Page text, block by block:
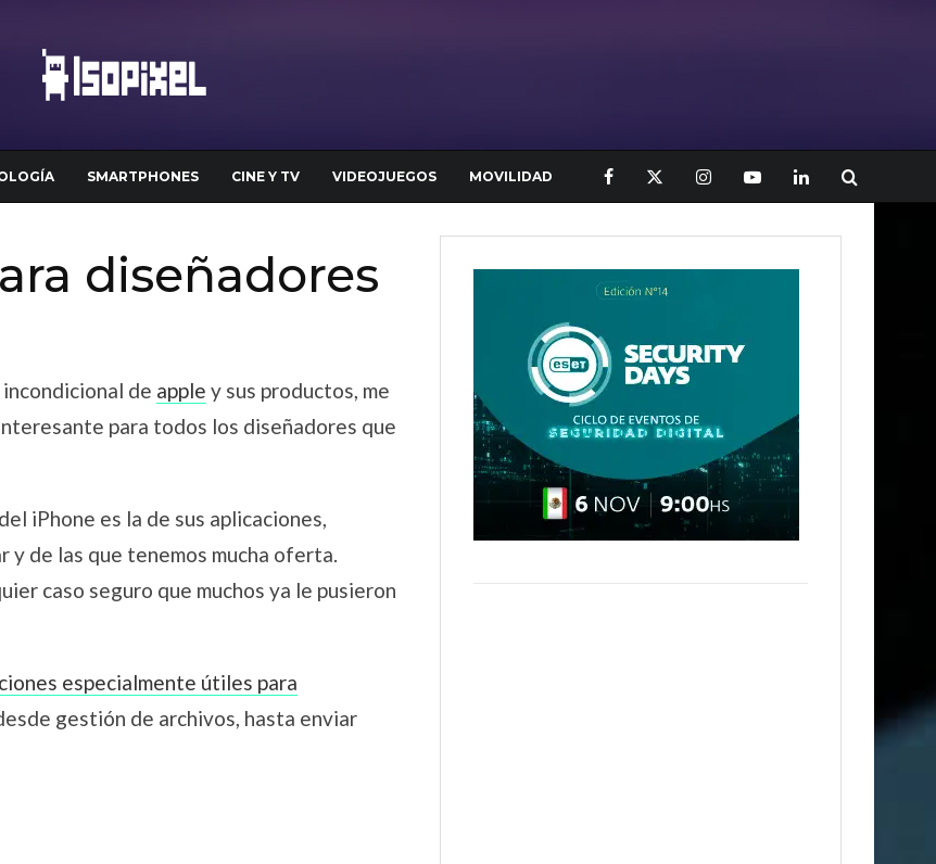
SMARTPHONES CINE Y TV VIDEOJUEGOS MOVILIDAD
diseñadores
de apple y sus productos, me
para todos los diseñadores que
iPhone es la de sus aplicaciones,
de las que tenemos mucha oferta.
caso seguro que muchos ya le pusieron
especialmente útiles para
gestión de archivos, hasta enviar